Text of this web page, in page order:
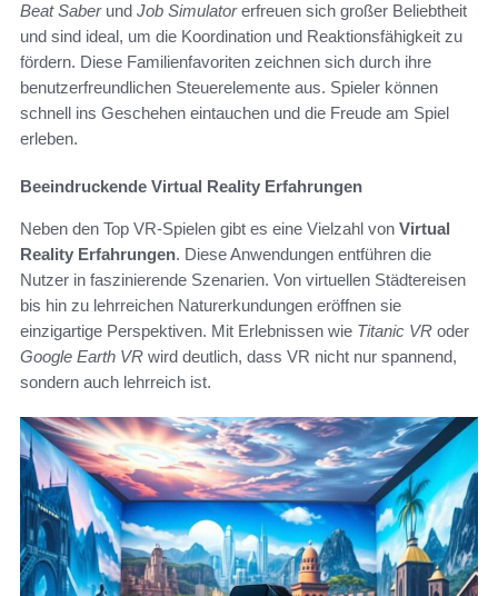
Beat Saberund Job Simulatorerfreuen sich großer Beliebtheit
und sind ideal, um die Koordination und Reaktionsfähigkeit zu
fördern. Diese Familienfavoriten zeichnen sich durch ihre
benutzerfreundlichen Steuerelemente aus. Spieler können
schnell ins Geschehen eintauchen und die Freude am Spiel
erleben.
Beeindruckende Virtual Reality Erfahrungen
Neben den Top VR-Spielen gibt es eine Vielzahl von Virtual
Reality Erfahrungen. Diese Anwendungen entführen die
Nutzer in faszinierende Szenarien. Von virtuellen Städtereisen
bis hin zu lehrreichen Naturerkundungen eröffnen sie
einzigartige Perspektiven. Mit Erlebnissen wie Titanic VR oder
Google Earth VR wird deutlich, dass VR nicht nur spannend,
sondern auch lehrreich ist.